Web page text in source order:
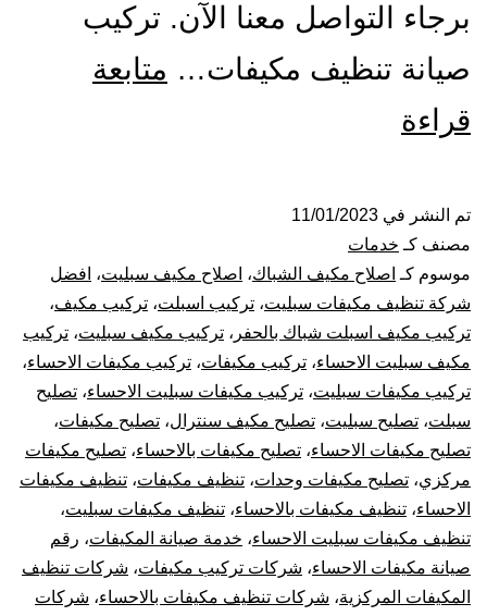
برجاء التواصل معنا الآن. تركيب
صيانة تنظيف مكيفات… متابعة
قراءة
تنظيف
مكيفات
بالاحساء
تم النشر في 11/01/2023
مصنف كـ خدمات
موسوم كـ اصلاح مكيف الشباك، اصلاح مكيف سبليت، افضل
شركة تنظيف مكيفات سبليت، تركيب اسبلت، تركيب مكيف،
تركيب مكيف اسبلت شباك بالحفر ، تركيب مكيف سبليت، تركيب
مكيف سبليت الاحساء، تركيب مكيفات، تركيب مكيفات الاحساء،
تركيب مكيفات سبليت، تركيب مكيفات سبليت الاحساء، تصليح
سبلت، تصليح سبليت، تصليح مكيف سنترال، تصليح مكيفات،
تصليح مكيفات الاحساء، تصليح مكيفات بالاحساء، تصليح مكيفات
مركزي، تصليح مكيفات وحدات، تنظيف مكيفات، تنظيف مكيفات
الاحساء، تنظيف مكيفات بالاحساء، تنظيف مكيفات سبليت،
تنظيف مكيفات سبليت الاحساء، خدمة صيانة المكيفات، رقم
صيانة مكيفات الاحساء، شركات تركيب مكيفات، شركات تنظيف
المكيفات المركزية، شركات تنظيف مكيفات بالاحساء، شركات